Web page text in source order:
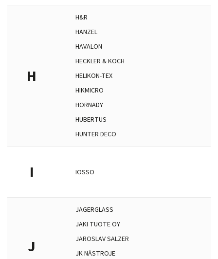
H
H&R
HANZEL
HAVALON
HECKLER & KOCH
HELIKON-TEX
HIKMICRO
HORNADY
HUBERTUS
HUNTER DECO
I IOSSO
J
JAGERGLASS
JAKI TUOTE OY
JAROSLAV SALZER
JK NÁSTROJE